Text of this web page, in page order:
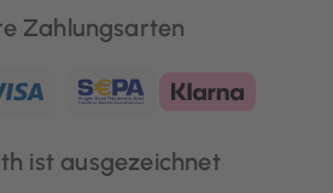
Zahlungsarten
ist ausgezeichnet